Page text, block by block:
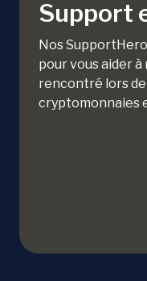
Support
Nos
pour vous aider
rencontré lors de
cryptomonnaies